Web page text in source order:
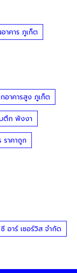
าคาร ภูเก็ต
อาคารสูง ภูเก็ต
ตึก พังงา
ราคาถูก
อาร์ เซอร์วิส จำกัด